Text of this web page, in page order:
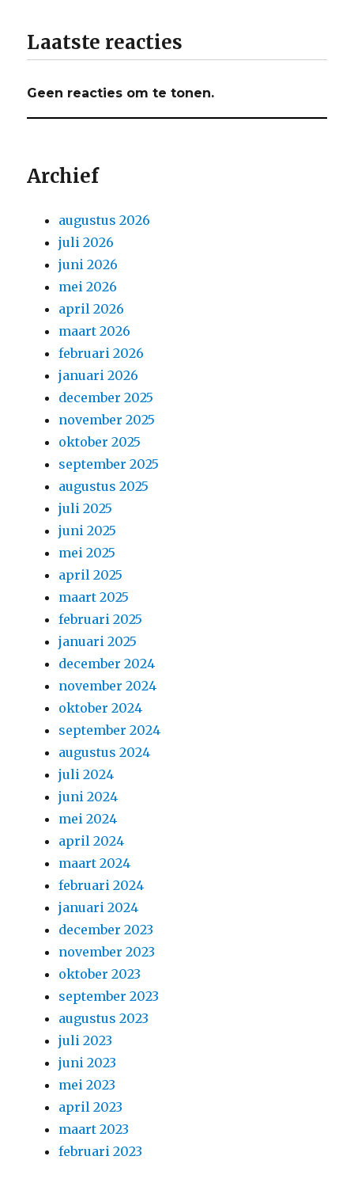
Laatste reacties
Geen reacties om te tonen.
Archief
augustus 2026
juli 2026
juni 2026
mei 2026
april 2026
maart 2026
februari 2026
januari 2026
december 2025
november 2025
oktober 2025
september 2025
augustus 2025
juli 2025
juni 2025
mei 2025
april 2025
maart 2025
februari 2025
januari 2025
december 2024
november 2024
oktober 2024
september 2024
augustus 2024
juli 2024
juni 2024
mei 2024
april 2024
maart 2024
februari 2024
januari 2024
december 2023
november 2023
oktober 2023
september 2023
augustus 2023
juli 2023
juni 2023
mei 2023
april 2023
maart 2023
februari 2023